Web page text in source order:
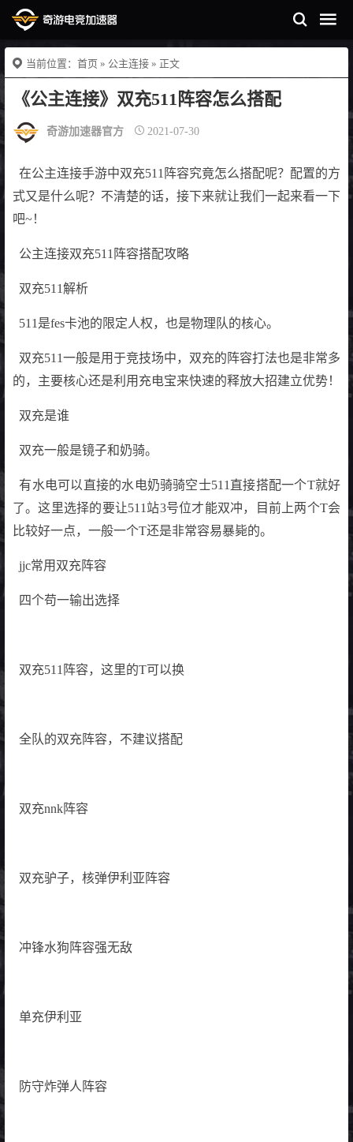
当前位置： 首页 » 公主连接 » 正文
《公主连接》双充511阵容怎么搭配
奇游加速器官方 2021-07-30
在公主连接手游中双充511阵容究竟怎么搭配呢？配置的方
式又是什么呢？不清楚的话，接下来就让我们一起来看一下
吧~！
公主连接双充511阵容搭配攻略
双充511解析
511是fes卡池的限定人权，也是物理队的核心。
双充511一般是用于竞技场中，双充的阵容打法也是非常多
的，主要核心还是利用充电宝来快速的释放大招建立优势！
双充是谁
双充一般是镜子和奶骑。
有水电可以直接的水电奶骑骑空士511直接搭配一个T就好
了。这里选择的要让511站3号位才能双冲，目前上两个T会
比较好一点，一般一个T还是非常容易暴毙的。
jjc常用双充阵容
四个苟一输出选择
双充511阵容，这里的T可以换
全队的双充阵容，不建议搭配
双充nnk阵容
双充驴子，核弹伊利亚阵容
冲锋水狗阵容强无敌
单充伊利亚
防守炸弹人阵容